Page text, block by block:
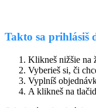
Takto sa prihlásiš
Klikneš nižšie na
Vyberieš si, či
Vyplníš
A klikneš na